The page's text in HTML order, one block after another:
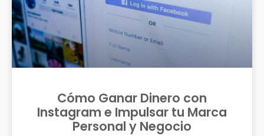
Cómo Ganar Dinero con
Instagram e Impulsar tu Marca
Personal y Negocio